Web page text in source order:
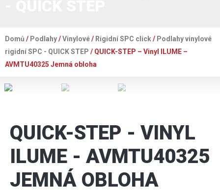
Domů / Podlahy/Vinylové/ Rigidní SPC click/ Podlahy vinylové
rigidní SPC - QUICK STEP / QUICK-STEP – Vinyl ILUME –
AVMTU40325 Jemná obloha
QUICK-STEP - VINYL
ILUME - AVMTU40325
JEMNÁ OBLOHA